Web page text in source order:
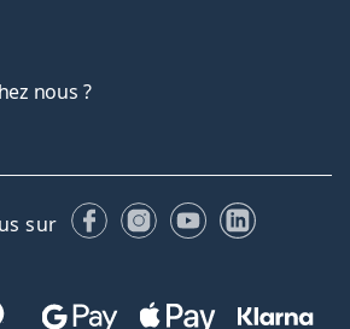
nous ?
sur FacebookInstagram
YouTubeLinkedIn